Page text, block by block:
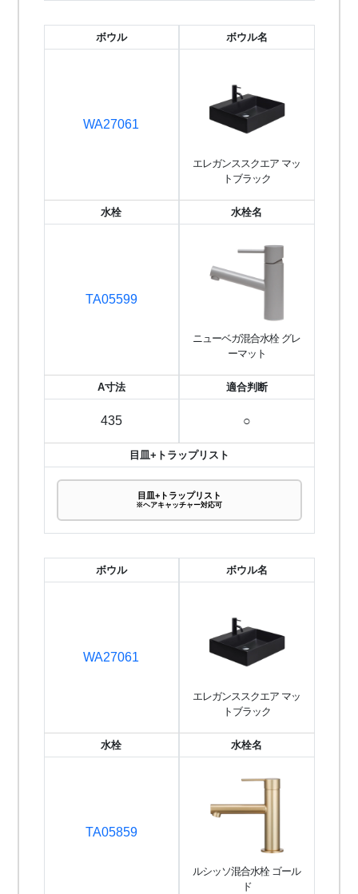
ボウル
WA27061
ボウル名
エレガンススクエア マッ
トブラック
水栓
TA05599
水栓名
ニューベガ混合水栓 グレ
ーマット
A寸法
435
適合判断
○
目皿+トラップリスト
目皿+トラップリスト
※ヘアキャッチャー対応可
ボウル
WA27061
ボウル名
エレガンススクエア マッ
トブラック
水栓
TA05859
水栓名
ルシッソ混合水栓 ゴール
ド